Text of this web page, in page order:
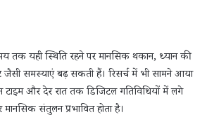
तक यही स्थिति रहने पर मानसिक थकान, ध्यान की
समस्याएं बढ़ सकती हैं। रिसर्च में भी सामने आया
टाइम और देर रात तक डिजिटल गतिविधियों में लगे
संतुलन प्रभावित होता है।